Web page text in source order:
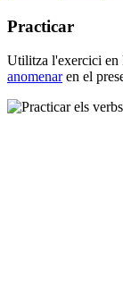
Practicar
Utilitza l'exercici en
anomenaren el